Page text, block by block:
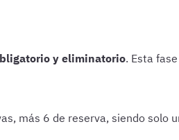
y eliminatorio. Esta
más 6 de reserva, siendo solo